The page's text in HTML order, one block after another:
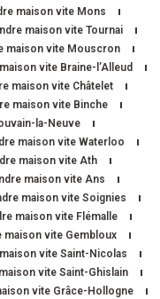
maison vite Mons
maison vite Tournai
maison vite Mouscron
vite Braine-l’Alleud
maison vite Châtelet
maison vite Binche
la-Neuve
maison vite Waterloo
maison vite Ath
maison vite Ans
maison vite Soignies
maison vite Flémalle
maison vite Gembloux
vite Saint-Nicolas
vite Saint-Ghislain
vite Grâce-Hollogne